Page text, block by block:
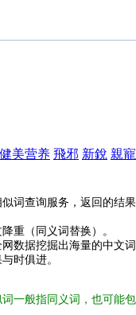
健美营养 飛邪 新銳 親寵
词查询服务，返回的结果
重（同义词替换）。
数据挖掘出海量的中文词
时俱进。
一般指同义词，也可能包